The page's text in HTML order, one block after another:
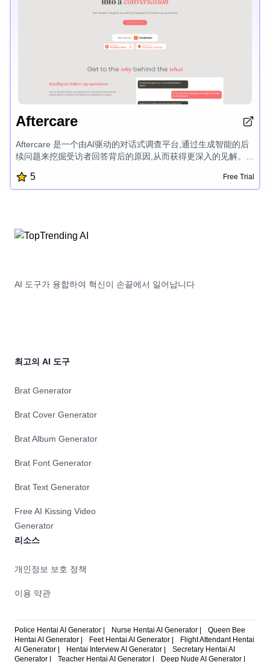
Clarity.AI는 데이터 분석의 힘을 활용하고자 하는 기업들에게 신
뢰할 수 있는 솔루션입니다.
Aftercare
Aftercare 是一个由AI驱动的对话式调查平台,通过生成智能的后
续问题来挖掘受访者回答背后的原因,从而获得更深入的见解。它
关联视图,使用户能够完全掌控和理解调查数据,无需手动分类。
5 Free Trial
AI 도구가 융합하여 혁신이 손끝에서 일어납니다
최고의 AI 도구
Brat Generator
Brat Cover Generator
Brat Album Generator
Brat Font Generator
Brat Text Generator
Free AI Kissing Video
Generator
리소스
개인정보 보호 정책
이용 약관
Police Hentai AI Generator | Nurse Hentai AI Generator |
Queen Bee
Hentai AI Generator |
Feet Hentai AI Generator |
Flight Attendant Hentai
AI Generator |
Hentai Interview AI Generator |
Secretary Hentai AI
Generator |
Teacher Hentai AI Generator | Deep Nude AI Generator |